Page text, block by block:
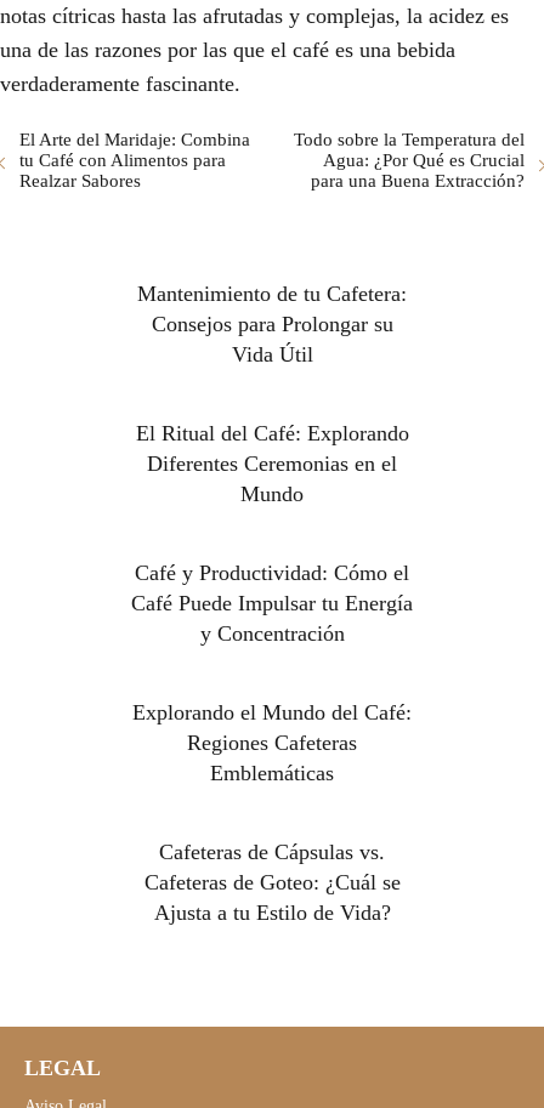
notas cítricas hasta las afrutadas y complejas, la acidez es
una de las razones por las que el café es una bebida
verdaderamente fascinante.
El Arte del Maridaje: Combina
tu Café con Alimentos para
Realzar Sabores
Todo sobre la Temperatura del
Agua: ¿Por Qué es Crucial
para una Buena Extracción?
Mantenimiento de tu Cafetera:
Consejos para Prolongar su
Vida Útil
El Ritual del Café: Explorando
Diferentes Ceremonias en el
Mundo
Café y Productividad: Cómo el
Café Puede Impulsar tu Energía
y Concentración
Explorando el Mundo del Café:
Regiones Cafeteras
Emblemáticas
Cafeteras de Cápsulas vs.
Cafeteras de Goteo: ¿Cuál se
Ajusta a tu Estilo de Vida?
LEGAL